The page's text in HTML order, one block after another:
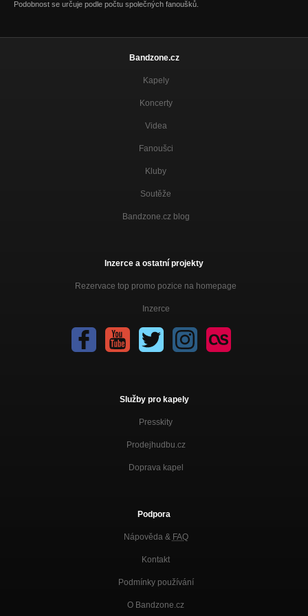
Grain /Demo-Keep Away From Children-1997/
Nezabudnem!!! /Demo-Dilema -2002/
Podobnost se určuje podle počtu společných fanoušků.
Bandzone.cz
Kapely
Koncerty
Videa
Fanoušci
Kluby
Soutěže
Bandzone.cz blog
Inzerce a ostatní projekty
Rezervace top promo pozice na homepage
Inzerce
Služby pro kapely
Presskity
Prodejhudbu.cz
Doprava kapel
Podpora
Nápověda & FAQ
Kontakt
Podmínky používání
O Bandzone.cz